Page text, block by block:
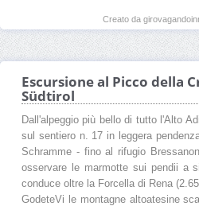
Creato da
Escursione al Picco della
Südtirol
Dall'alpeggio più bello di tutto l'Alto
sul sentiero n. 17 in leggera
Schramme - fino al rifugio
osservare le marmotte sui pendii a
conduce oltre la Forcella di Rena
GodeteVi le montagne altoatesine